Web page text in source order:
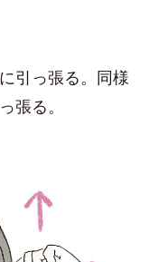
引っ張る。同様
張る。